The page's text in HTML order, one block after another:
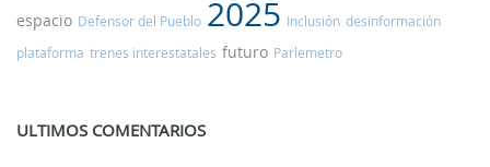
espacio Defensor del Pueblo 2025 Inclusión desinformación
plataforma trenes interestatales futuro Parlemetro
ULTIMOS COMENTARIOS